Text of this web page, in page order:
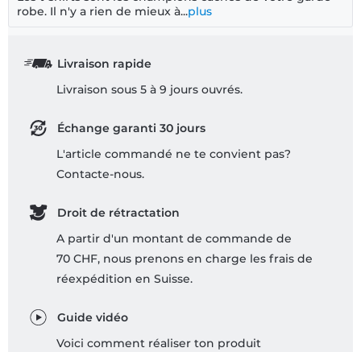
robe. Il n'y a rien de mieux à...plus
Livraison rapide
Livraison sous 5 à 9 jours ouvrés.
Échange garanti 30 jours
L'article commandé ne te convient pas?
Contacte-nous.
Droit de rétractation
A partir d'un montant de commande de
70 CHF, nous prenons en charge les frais de
réexpédition en Suisse.
Guide vidéo
Voici comment réaliser ton produit